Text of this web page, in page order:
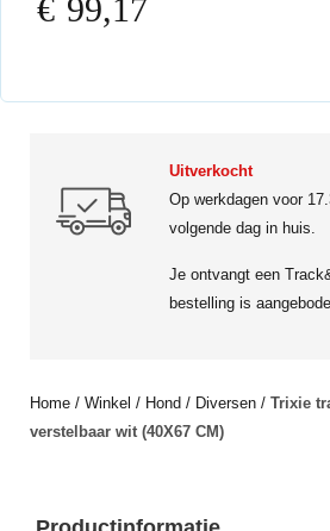
€ 99,17
Uitverkocht
Op werkdagen voor
volgende dag in huis.
Je ontvangt een
bestelling is
Home / Winkel / Hond / Diversen / Trixie
verstelbaar wit (40X67 CM)